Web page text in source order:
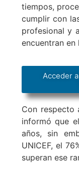
tiempos,
cumplir con
profesional y
encuentran en
Acceder
Con respecto
informó que
años, sin
UNICEF, el
superan ese